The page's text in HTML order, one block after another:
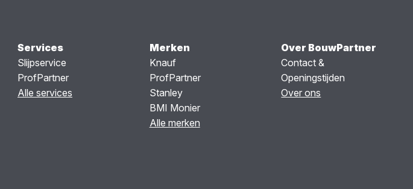
Services
Slijpservice
ProfPartner
Alle services
Merken
Knauf
ProfPartner
Stanley
BMI Monier
Alle merken
Over BouwPartner
Contact &
Openingstijden
Over ons